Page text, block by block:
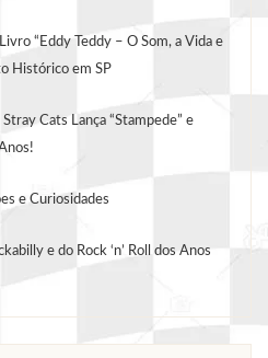
“Eddy Teddy – O Som, a Vida e
Histórico em SP
Cats Lança “Stampede” e
e Curiosidades
e do Rock ‘n’ Roll dos Anos